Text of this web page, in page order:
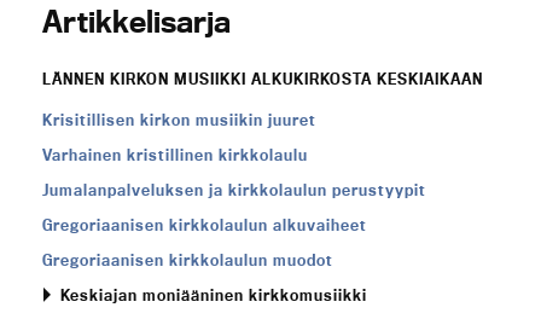
Artikkelisarja
LÄNNEN KIRKON MUSIIKKI ALKUKIRKOSTA KESKIAIKAAN
Krisitillisen kirkon musiikin juuret
Varhainen kristillinen kirkkolaulu
Jumalanpalveluksen ja kirkkolaulun perustyypit
Gregoriaanisen kirkkolaulun alkuvaiheet
Gregoriaanisen kirkkolaulun muodot
Keskiajan moniääninen kirkkomusiikki